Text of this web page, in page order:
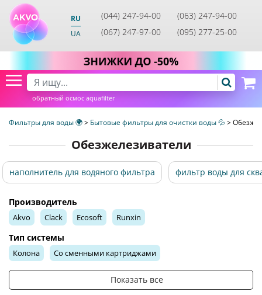
RU
UA
(044) 247-94-00
(063) 247-94-00
(067) 247-97-00
(095) 277-25-00
обратный осмос aquafilter
Фильтры для воды 🌍> Бытовые фильтры для очистки воды 💦>
Обезжелезиватели
наполнитель для водяного фильтра фильтр воды для
Производитель
Akvo Clack Ecosoft Runxin
Тип системы
Колона Со сменными картриджами
Марганец Сероводород
Oxi-Gen Birm Bio-fusion Centaur Сорбенты AC и MC
Для квартиры Для дома Для скважины Бытовые
Показать все